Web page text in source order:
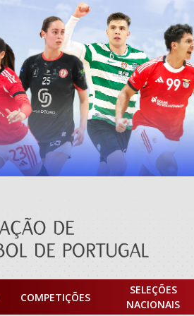
COMPETIÇÕES
SELEÇÕES
NACIONAIS